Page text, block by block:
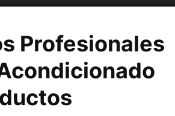
Profesionales